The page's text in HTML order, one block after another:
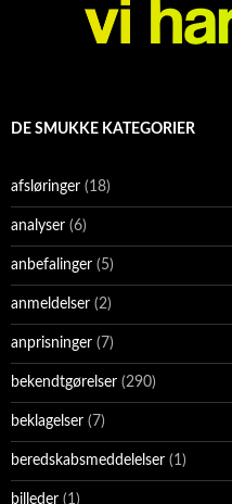
DE SMUKKE KATEGORIER
afsløringer (18)
analyser (6)
anbefalinger (5)
anmeldelser (2)
anprisninger (7)
bekendtgørelser (290)
beklagelser (7)
beredskabsmeddelelser (1)
billeder (1)